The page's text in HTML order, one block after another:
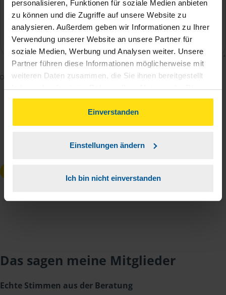
personalisieren, Funktionen für soziale Medien anbieten
zu können und die Zugriffe auf unsere Website zu
analysieren. Außerdem geben wir Informationen zu Ihrer
Verwendung unserer Website an unsere Partner für
soziale Medien, Werbung und Analysen weiter. Unsere
Partner führen diese Informationen möglicherweise mit
weiteren Daten zusammen, die Sie ihnen bereitgestellt
haben oder die sie im Rahmen Ihrer Nutzung der Dienste
gesammelt haben. Indem Sie auf Einverstanden klicken,
können Sie der Verwendung von Cookies, gemäß
unserer➔ Datenschutzrichtliniezustimmen.
Einverstanden
Einstellungen ändern
Ich bin nicht einverstanden
Mit dem Absenden des Kontaktformulars erkläre ich
mich damit einverstanden, dass meine Daten zur
Kenntnis genommen.*
Das sagen meine Mitglieder
Echte Stimmen aus der Beratung